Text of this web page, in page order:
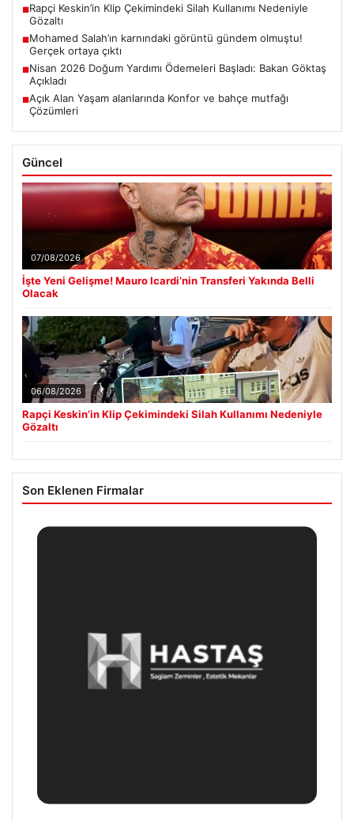
■Rapçi Keskin’in Klip Çekimindeki Silah Kullanımı Nedeniyle
Gözaltı
■Mohamed Salah’ın karnındaki görüntü gündem olmuştu!
Gerçek ortaya çıktı
■Nisan 2026 Doğum Yardımı Ödemeleri Başladı: Bakan Göktaş
Açıkladı
■Açık Alan Yaşam alanlarında Konfor ve bahçe mutfağı
Çözümleri
Güncel
07/08/2026
İşte Yeni Gelişme! Mauro Icardi’nin Transferi Yakında Belli
Olacak
06/08/2026
Rapçi Keskin’in Klip Çekimindeki Silah Kullanımı Nedeniyle
Gözaltı
Son Eklenen Firmalar